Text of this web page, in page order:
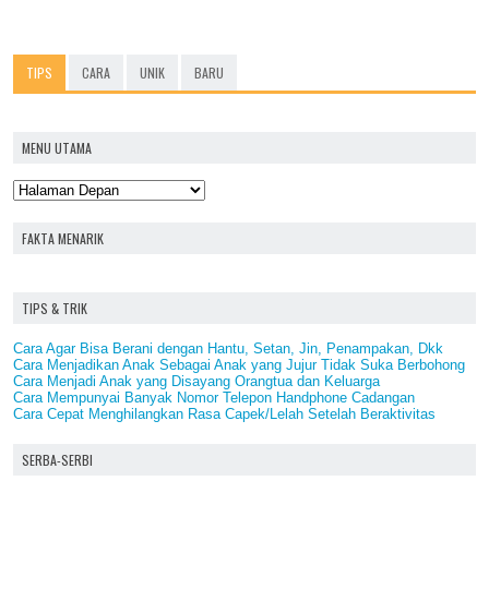
TIPS CARA UNIK BARU
MENU UTAMA
FAKTA MENARIK
TIPS & TRIK
Cara Agar Bisa Berani dengan Hantu, Setan, Jin, Penampakan, Dkk
Cara Menjadikan Anak Sebagai Anak yang Jujur Tidak Suka Berbohong
Cara Menjadi Anak yang Disayang Orangtua dan Keluarga
Cara Mempunyai Banyak Nomor Telepon Handphone Cadangan
Cara Cepat Menghilangkan Rasa Capek/Lelah Setelah Beraktivitas
SERBA-SERBI